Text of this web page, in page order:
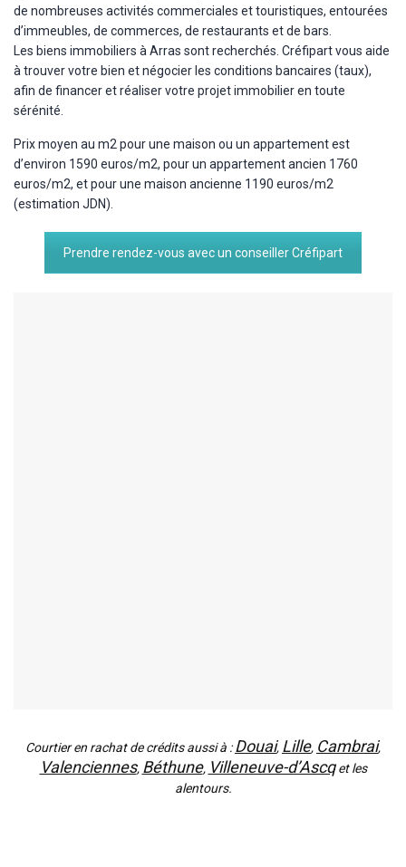
de nombreuses activités commerciales et touristiques, entourées
d’immeubles, de commerces, de restaurants et de bars.
Les biens immobiliers à Arras sont recherchés. Créfipart vous aide
à trouver votre bien et négocier les conditions bancaires (taux),
afin de financer et réaliser votre projet immobilier en toute
sérénité.
Prix moyen au m2 pour une maison ou un appartement est
d’environ 1590 euros/m2, pour un appartement ancien 1760
euros/m2, et pour une maison ancienne 1190 euros/m2
(estimation JDN).
Prendre rendez-vous avec un conseiller Créfipart
Courtier en rachat de crédits aussi à :Douai, Lille, Cambrai,
Valenciennes, Béthune, Villeneuve-d’Ascqet les
alentours.